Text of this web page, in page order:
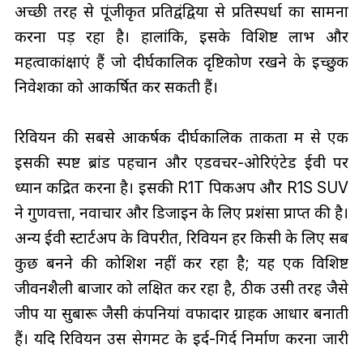
अच्छी तरह से पूंजीकृत प्रतिद्वंद्वियों से प्रतिस्पर्धा का सामना
करना पड़ रहा है। हालांकि, इसके विशिष्ट लाभ और
महत्वाकांक्षाएं हैं जो दीर्घकालिक दृष्टिकोण रखने के इच्छुक
निवेशकों को आकर्षित कर सकती हैं।
रिवियन की सबसे आकर्षक दीर्घकालिक ताकतों में से एक
इसकी स्पष्ट ब्रांड पहचान और एडवेंचर-ओरिएंटेड ईवी पर
ध्यान केंद्रित करना है। इसकी R1T पिकअप और R1S SUV
ने गुणवत्ता, नवाचार और डिजाइन के लिए प्रशंसा प्राप्त की है।
अन्य ईवी स्टार्टअप के विपरीत, रिवियन हर किसी के लिए सब
कुछ बनने की कोशिश नहीं कर रहा है; यह एक विशिष्ट
जीवनशैली बाजार को लक्षित कर रहा है, ठीक उसी तरह जैसे
जीप या सुबारू जैसी कंपनियां वफादार ग्राहक आधार बनाती
हैं। यदि रिवियन उस सेगमेंट के इर्द-गिर्द निर्माण करना जारी